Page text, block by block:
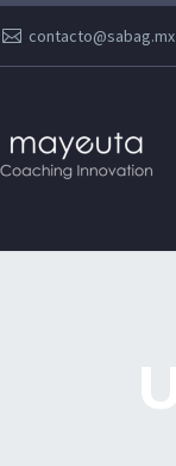
contacto@sabag.mx